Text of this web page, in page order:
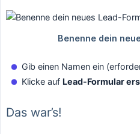
Gib einen Namen ein
Klicke auf Lead-Formular
Das war’s!